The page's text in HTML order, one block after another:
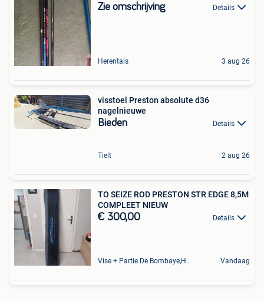
Zie omschrijving Details
Herentals 3 aug 26
visstoel Preston absolute d36
nagelnieuwe
Bieden Details
Tielt 2 aug 26
TO SEIZE ROD PRESTON STR EDGE 8,5M
COMPLEET NIEUW
€ 300,00 Details
Vise + Partie De Bombaye,Hac- Court, Hermalle-Ss-Argenteau Vandaag